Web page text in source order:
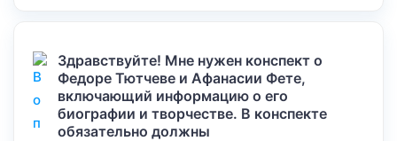
Здравствуйте! Мне нужен конспект о
Федоре Тютчеве и Афанасии Фете,
включающий информацию о его
биографии и творчестве. В конспекте
обязательно должны